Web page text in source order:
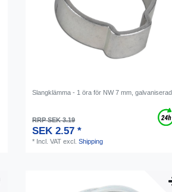
Slangklämma - 1 öra för NW 7 mm, galvaniserad
RRP SEK 3.19
SEK 2.57 *
* Incl. VAT excl.Shipping